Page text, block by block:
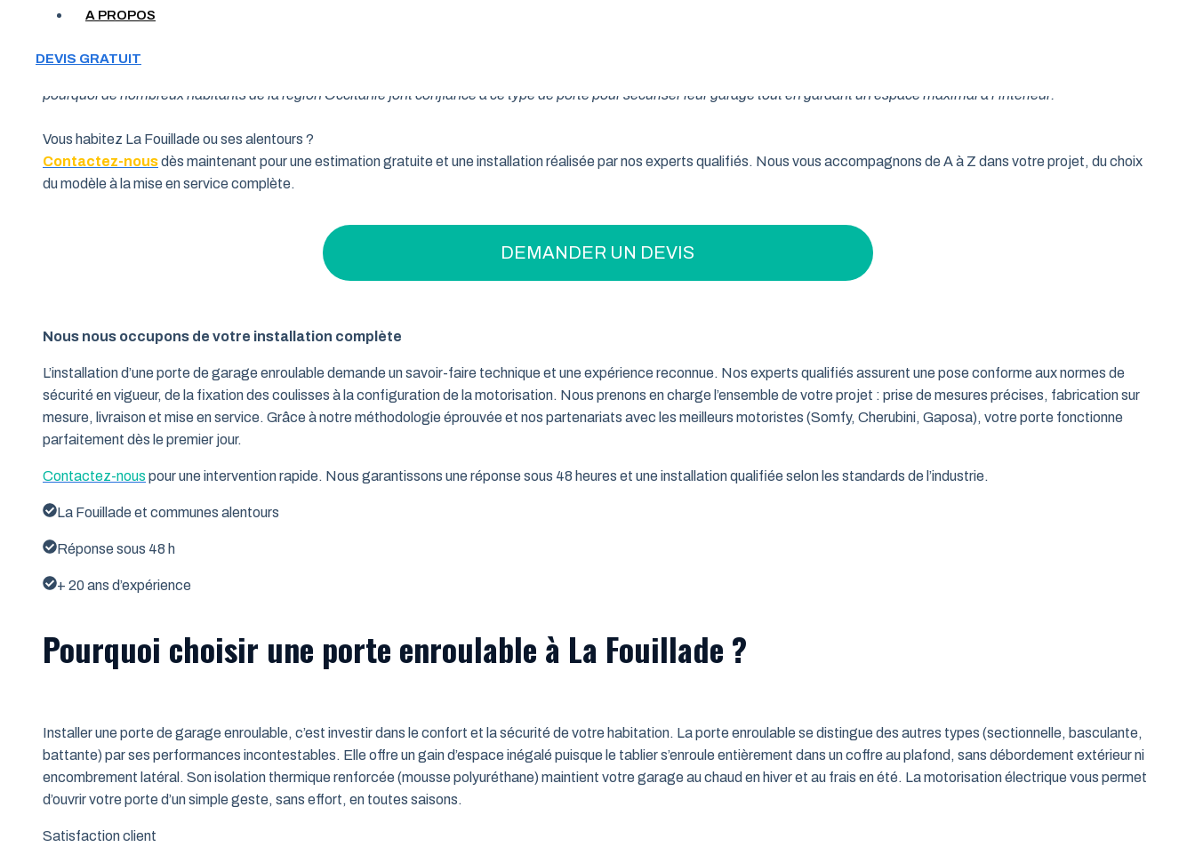
A PROPOS
DEVIS GRATUIT
pourquoi de nombreux habitants de la région Occitanie font confiance à ce type de porte pour sécuriser leur garage tout en gardant un espace maximal à l’intérieur.
Vous habitez La Fouillade ou ses alentours ?
Contactez-nousdès maintenant pour une estimation gratuite et une installation réalisée par nos experts qualifiés. Nous vous accompagnons de A à Z dans votre projet, du choix
du modèle à la mise en service complète.
DEMANDER UN DEVIS
Nous nous occupons de votre installation complète
L’installation d’une porte de garage enroulable demande un savoir-faire technique et une expérience reconnue. Nos experts qualifiés assurent une pose conforme aux normes de
sécurité en vigueur, de la fixation des coulisses à la configuration de la motorisation. Nous prenons en charge l’ensemble de votre projet : prise de mesures précises, fabrication sur
mesure, livraison et mise en service. Grâce à notre méthodologie éprouvée et nos partenariats avec les meilleurs motoristes (Somfy, Cherubini, Gaposa), votre porte fonctionne
parfaitement dès le premier jour.
Contactez-nous pour une intervention rapide. Nous garantissons une réponse sous 48 heures et une installation qualifiée selon les standards de l’industrie.
La Fouillade et communes alentours
Réponse sous 48 h
+ 20 ans d’expérience
Pourquoi choisir une porte enroulable à La Fouillade ?
Installer une porte de garage enroulable, c’est investir dans le confort et la sécurité de votre habitation. La porte enroulable se distingue des autres types (sectionnelle, basculante,
battante) par ses performances incontestables. Elle offre un gain d’espace inégalé puisque le tablier s’enroule entièrement dans un coffre au plafond, sans débordement extérieur ni
encombrement latéral. Son isolation thermique renforcée (mousse polyuréthane) maintient votre garage au chaud en hiver et au frais en été. La motorisation électrique vous permet
d’ouvrir votre porte d’un simple geste, sans effort, en toutes saisons.
Satisfaction client